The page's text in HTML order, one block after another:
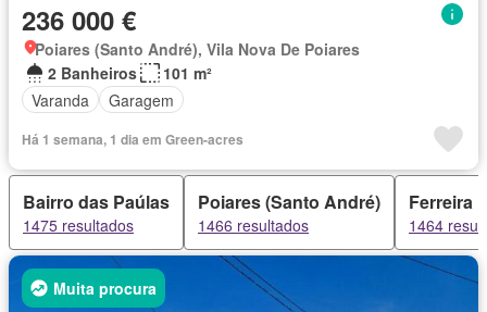
236 000 €
Poiares (Santo André), Vila Nova De Poiares
2 Banheiros
101 m²
Varanda
Garagem
Há 1 semana, 1 dia em Green-acres
Bairro das Paúlas
1475 resultados
Poiares (Santo André)
1466 resultados
Ferreira
1464
Muita procura